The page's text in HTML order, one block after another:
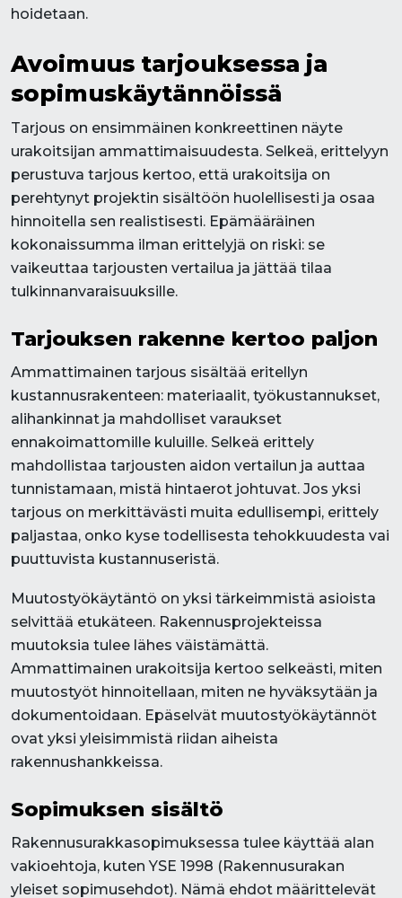
hoidetaan.
Avoimuus tarjouksessa ja
sopimuskäytännöissä
Tarjous on ensimmäinen konkreettinen näyte
urakoitsijan ammattimaisuudesta. Selkeä, erittelyyn
perustuva tarjous kertoo, että urakoitsija on
perehtynyt projektin sisältöön huolellisesti ja osaa
hinnoitella sen realistisesti. Epämääräinen
kokonaissumma ilman erittelyjä on riski: se
vaikeuttaa tarjousten vertailua ja jättää tilaa
tulkinnanvaraisuuksille.
Tarjouksen rakenne kertoo paljon
Ammattimainen tarjous sisältää eritellyn
kustannusrakenteen: materiaalit, työkustannukset,
alihankinnat ja mahdolliset varaukset
ennakoimattomille kuluille. Selkeä erittely
mahdollistaa tarjousten aidon vertailun ja auttaa
tunnistamaan, mistä hintaerot johtuvat. Jos yksi
tarjous on merkittävästi muita edullisempi, erittely
paljastaa, onko kyse todellisesta tehokkuudesta vai
puuttuvista kustannuseristä.
Muutostyökäytäntö on yksi tärkeimmistä asioista
selvittää etukäteen. Rakennusprojekteissa
muutoksia tulee lähes väistämättä.
Ammattimainen urakoitsija kertoo selkeästi, miten
muutostyöt hinnoitellaan, miten ne hyväksytään ja
dokumentoidaan. Epäselvät muutostyökäytännöt
ovat yksi yleisimmistä riidan aiheista
rakennushankkeissa.
Sopimuksen sisältö
Rakennusurakkasopimuksessa tulee käyttää alan
vakioehtoja, kuten YSE 1998 (Rakennusurakan
yleiset sopimusehdot). Nämä ehdot määrittelevät